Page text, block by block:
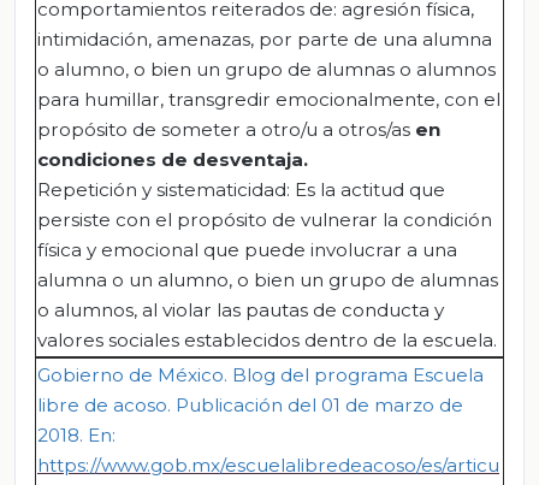
comportamientos reiterados de: agresión física,
intimidación, amenazas, por parte de una alumna
o alumno, o bien un grupo de alumnas o alumnos
para humillar, transgredir emocionalmente, con el
propósito de someter a otro/u a otros/as en
condiciones de desventaja.
Repetición y sistematicidad: Es la actitud que
persiste con el propósito de vulnerar la condición
física y emocional que puede involucrar a una
alumna o un alumno, o bien un grupo de alumnas
o alumnos, al violar las pautas de conducta y
valores sociales establecidos dentro de la escuela.
Gobierno de México. Blog del programa Escuela
libre de acoso. Publicación del 01 de marzo de
2018. En:
https://www.gob.mx/escuelalibredeacoso/es/articu